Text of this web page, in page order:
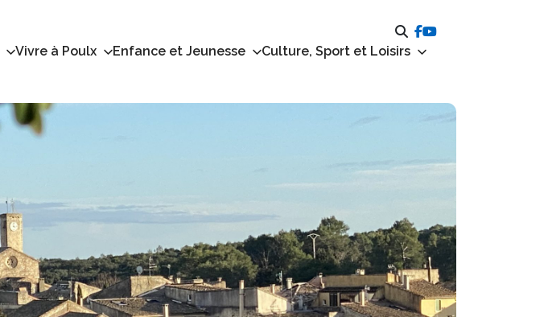
Vivre à Poulx Enfance et Jeunesse
Culture, Sport et Loisirs